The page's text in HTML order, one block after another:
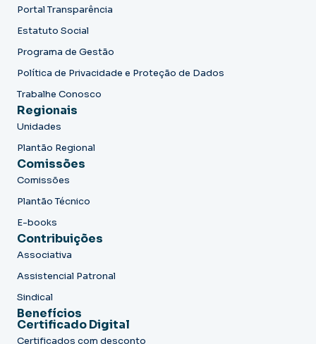
Portal Transparência
Estatuto Social
Programa de Gestão
Política de Privacidade e Proteção de Dados
Trabalhe Conosco
Regionais
Unidades
Plantão Regional
Comissões
Comissões
Plantão Técnico
E-books
Contribuições
Associativa
Assistencial Patronal
Sindical
Benefícios
Certificado Digital
Certificados com desconto